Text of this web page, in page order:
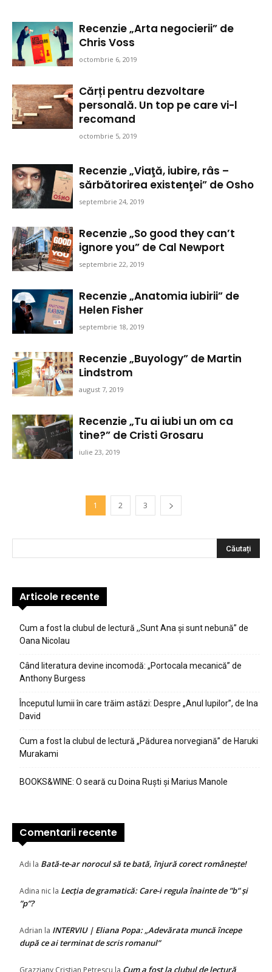
Recenzie „Arta negocierii” de
Chris Voss
octombrie 6, 2019
Cărți pentru dezvoltare
personală. Un top pe care vi-l
recomand
octombrie 5, 2019
Recenzie „Viaţă, iubire, râs –
sărbătorirea existenţei” de Osho
septembrie 24, 2019
Recenzie „So good they can’t
ignore you” de Cal Newport
septembrie 22, 2019
Recenzie „Anatomia iubirii” de
Helen Fisher
septembrie 18, 2019
Recenzie „Buyology” de Martin
Lindstrom
august 7, 2019
Recenzie „Tu ai iubi un om ca
tine?” de Cristi Grosaru
iulie 23, 2019
1 2 3
Articole recente
Cum a fost la clubul de lectură ,,Sunt Ana şi sunt nebună” de
Oana Nicolau
Când literatura devine incomodă: „Portocala mecanică” de
Anthony Burgess
Începutul lumii în care trăim astăzi: Despre „Anul lupilor”, de Ina
David
Cum a fost la clubul de lectură „Pădurea norvegiană” de Haruki
Murakami
BOOKS&WINE: O seară cu Doina Ruști și Marius Manole
Comentarii recente
Adi la Bată-te-ar norocul să te bată, înjură corect românește!
Adina nic la Lecția de gramatică: Care-i regula înainte de ”b” și
”p”?
Adrian la INTERVIU | Eliana Popa: „Adevărata muncă începe
după ce ai terminat de scris romanul”
Grazziany Cristian Petrescu la Cum a fost la clubul de lectură